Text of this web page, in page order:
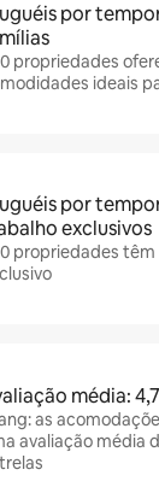
por
propriedades
ideais
por
exclusivos
propriedades
média: 4,7
as
avaliação média